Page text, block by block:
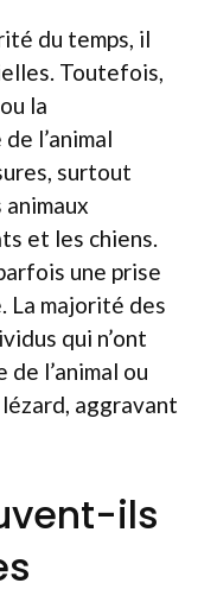
du temps, il
Toutefois,
la
l’animal
surtout
et les chiens.
une prise
La majorité des
qui n’ont
de l’animal ou
aggravant
ils